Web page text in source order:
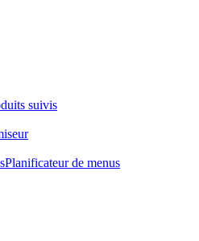
suivis
Planificateur de menus